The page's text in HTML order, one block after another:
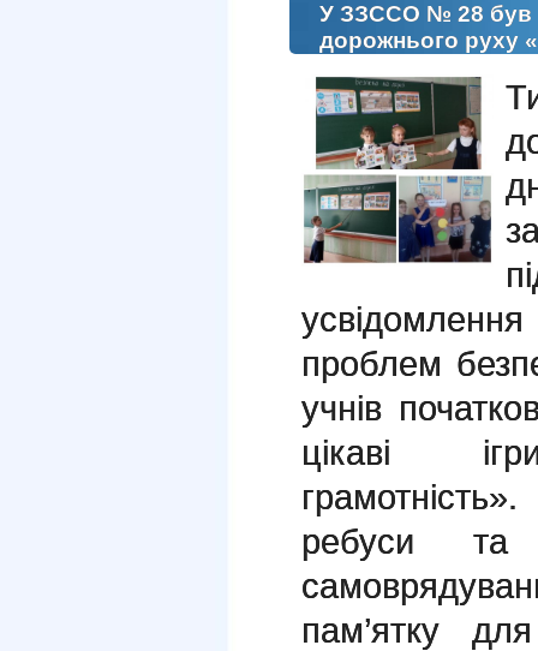
У ЗЗССО № 28 був
дорожнього руху
проблем
учнів
цікаві
ребуси та
пам’ятку